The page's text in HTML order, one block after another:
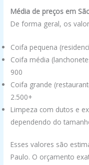
Média de preços em
De forma geral, os
Coifa pequena
Coifa média
900
Coifa grande
2.500+
Limpeza com dutos e
dependendo do
Esses valores são
Paulo. O orçamento